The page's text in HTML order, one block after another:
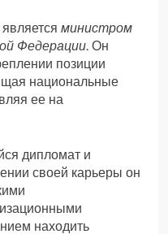
министром
Федерации. Он
позиции
национальные
ее на
дипломат и
своей карьеры он
находить